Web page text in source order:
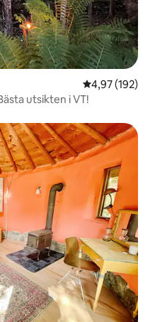
4,97 av 5 i
4,97 (192)
utsikten i VT!